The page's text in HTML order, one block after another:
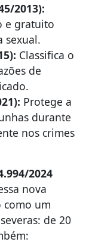
2013):
e gratuito
sexual.
Classifica o
de
Protege a
durante
nos crimes
2024
nova
como um
de 20